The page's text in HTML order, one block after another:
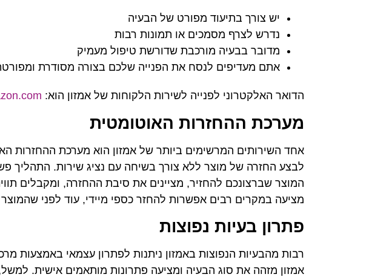
יש צורך בתיעוד מפורט של הבעיה
נדרש לצרף מסמכים או תמונות רבות
מדובר בבעיה מורכבת שדורשת טיפול מעמיק
אתם מעדיפים לנסח את הפנייה שלכם בצורה מסודרת
הדואר האלקטרוני לפנייה לשירות הלקוחות של אמזון הוא:
מערכת ההחזרות האוטומטית
אחד השירותים המרשימים ביותר של אמזון הוא מערכת ההחזרות
לבצע החזרה של מוצר ללא צורך בשיחה עם נציג שירות. התהליך
המוצר שברצונכם להחזיר, מציינים את סיבת ההחזרה, ומקבלים
מציעה במקרים רבים אפשרות להחזר כספי מיידי, עוד לפני
פתרון בעיות נפוצות
רבות מהבעיות הנפוצות באמזון ניתנות לפתרון עצמאי באמצעות
אמזון מזהה את סוג הבעיה ומציעה פתרונות מותאמים אישית.